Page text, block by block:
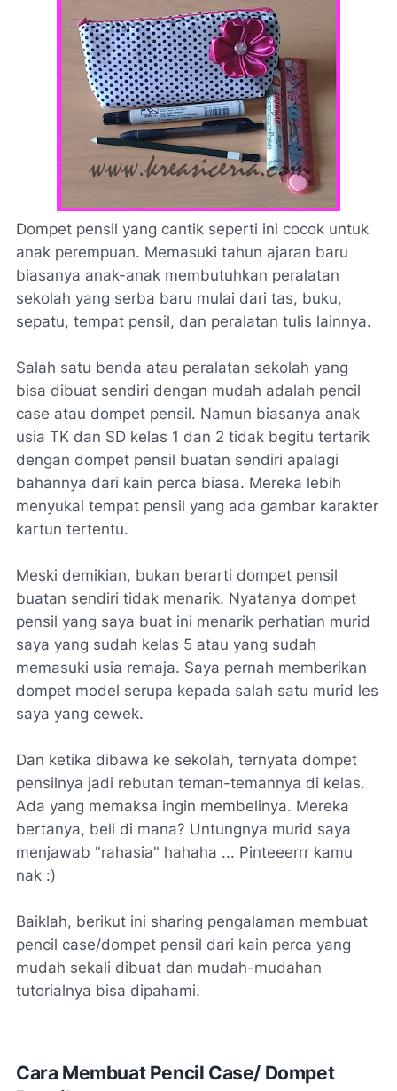
Dompet pensil yang cantik seperti ini cocok untuk
anak perempuan. Memasuki tahun ajaran baru
biasanya anak-anak membutuhkan peralatan
sekolah yang serba baru mulai dari tas, buku,
sepatu, tempat pensil, dan peralatan tulis lainnya.
Salah satu benda atau peralatan sekolah yang
bisa dibuat sendiri dengan mudah adalah pencil
case atau dompet pensil. Namun biasanya anak
usia TK dan SD kelas 1 dan 2 tidak begitu tertarik
dengan dompet pensil buatan sendiri apalagi
bahannya dari kain perca biasa. Mereka lebih
menyukai tempat pensil yang ada gambar karakter
kartun tertentu.
Meski demikian, bukan berarti dompet pensil
buatan sendiri tidak menarik. Nyatanya dompet
pensil yang saya buat ini menarik perhatian murid
saya yang sudah kelas 5 atau yang sudah
memasuki usia remaja. Saya pernah memberikan
dompet model serupa kepada salah satu murid les
saya yang cewek.
Dan ketika dibawa ke sekolah, ternyata dompet
pensilnya jadi rebutan teman-temannya di kelas.
Ada yang memaksa ingin membelinya. Mereka
bertanya, beli di mana? Untungnya murid saya
menjawab "rahasia" hahaha ... Pinteeerrr kamu
nak :)
Baiklah, berikut ini sharing pengalaman membuat
pencil case/dompet pensil dari kain perca yang
mudah sekali dibuat dan mudah-mudahan
tutorialnya bisa dipahami.
Cara Membuat Pencil Case/ Dompet